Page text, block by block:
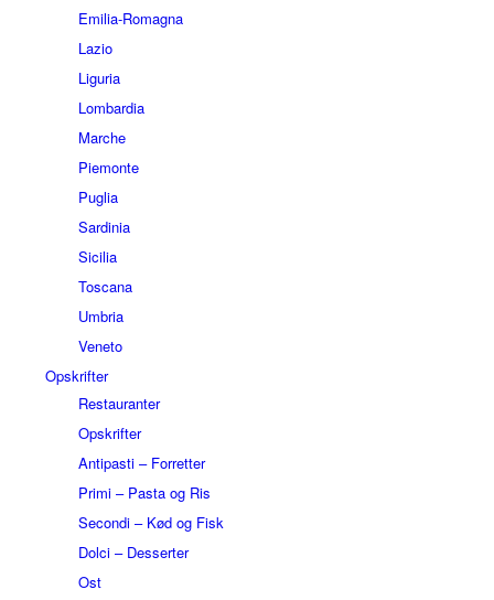
Emilia-Romagna
Lazio
Liguria
Lombardia
Marche
Piemonte
Puglia
Sardinia
Sicilia
Toscana
Umbria
Veneto
Opskrifter
Restauranter
Opskrifter
Antipasti – Forretter
Primi – Pasta og Ris
Secondi – Kød og Fisk
Dolci – Desserter
Ost